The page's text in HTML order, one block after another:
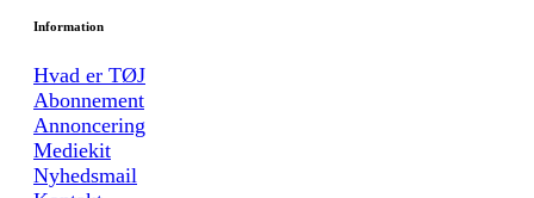
Information
Hvad er TØJ
Abonnement
Annoncering
Mediekit
Nyhedsmail